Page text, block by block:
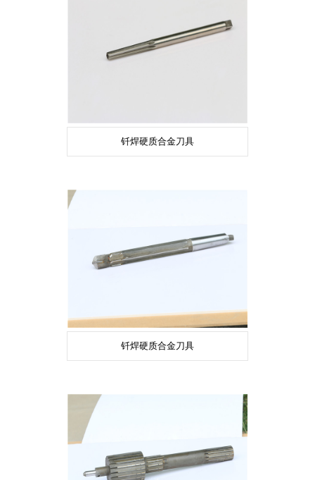
钎焊硬质合金刀具
钎焊硬质合金刀具